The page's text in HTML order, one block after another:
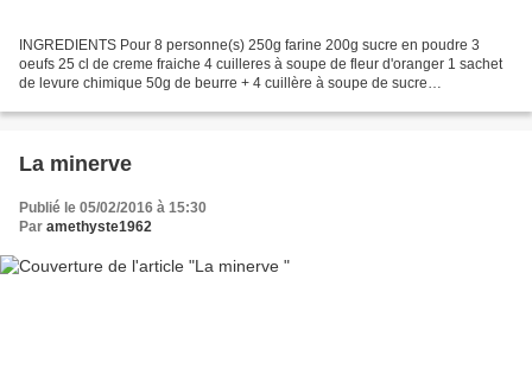
INGREDIENTS Pour 8 personne(s) 250g farine 200g sucre en poudre 3
oeufs 25 cl de creme fraiche 4 cuilleres à soupe de fleur d'oranger 1 sachet
de levure chimique 50g de beurre + 4 cuillère à soupe de sucre
La minerve
Publié le 05/02/2016 à 15:30
Par amethyste1962